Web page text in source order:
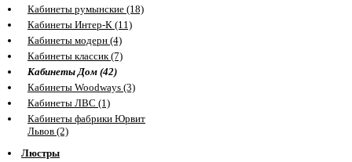
Кабинеты румынские (18)
Кабинеты Интер-К (11)
Кабинеты модерн (4)
Кабинеты классик (7)
Кабинеты Дом (42)
Кабинеты Woodways (3)
Кабинеты ЛВС (1)
Кабинеты фабрики Юрвит
Львов (2)
Люстры